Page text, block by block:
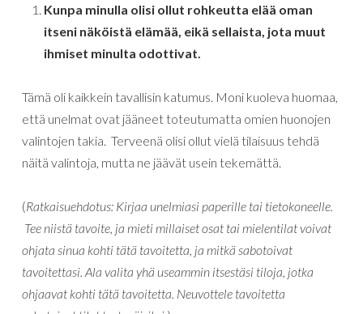
Kunpa minulla olisi ollut rohkeutta elää oman
itseni näköistä elämää, eikä sellaista, jota muut
ihmiset minulta odottivat.
Tämä oli kaikkein tavallisin katumus. Moni kuoleva huomaa,
että unelmat ovat jääneet toteutumatta omien huonojen
valintojen takia. Terveenä olisi ollut vielä tilaisuus tehdä
näitä valintoja, mutta ne jäävät usein tekemättä.
(Ratkaisuehdotus: Kirjaa unelmiasi paperille tai tietokoneelle.
Tee niistä tavoite, ja mieti millaiset osat tai mielentilat voivat
ohjata sinua kohti tätä tavoitetta, ja mitkä sabotoivat
tavoitettasi. Ala valita yhä useammin itsestäsi tiloja, jotka
ohjaavat kohti tätä tavoitetta. Neuvottele tavoitetta